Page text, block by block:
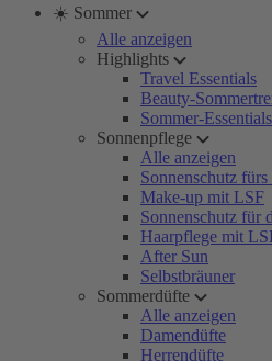
☀️ Sommer
Alle anzeigen
Highlights
Travel Essentials
Beauty-
Sommer-
Sonnenpflege
Alle anzeigen
Sonnenschutz
Make-up mit LSF
Sonnenschutz für
Haarpflege mit
After Sun
Selbstbräuner
Sommerdüfte
Alle anzeigen
Damendüfte
Herrendüfte